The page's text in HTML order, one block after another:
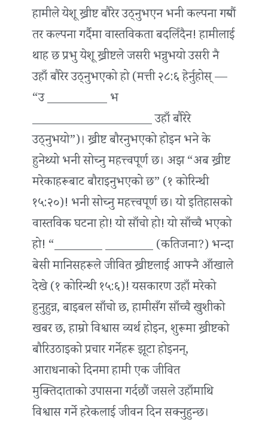
हामीले येशू ख्रीष्ट बौरेर उठ्नुभएन भनी कल्पना गर्‍यौं
तर कल्पना गर्दैमा वास्तविकता बदलिँदैन! हामीलाई
थाह छ प्रभु येशू ख्रीष्टले जसरी भन्नुभयो उसरी नै
उहाँ बौरेर उठ्नुभएको हो (मत्ती २८:६ हेर्नुहोस् —
“उ __________ भ
____________________ उहाँ बौरेरे
उठ्नुभयो”)। ख्रीष्ट बौरनुभएको होइन भने के
हुनेथ्यो भनी सोच्नु महत्त्वपूर्ण छ। अझ “अब ख्रीष्ट
मरेकाहरूबाट बौराइनुभएको छ” (१ कोरिन्थी
१५:२०)! भनी सोच्नु महत्त्वपूर्ण छ। यो इतिहासको
वास्तविक घटना हो! यो साँचो हो! यो साँच्चै भएको
हो! “________ ________ (कतिजना?) भन्दा
बेसी मानिसहरूले जीवित ख्रीष्टलाई आफ्नै आँखाले
देखे (१ कोरिन्थी १५:६)! यसकारण उहाँ मरेको
हुनुहुन्न, बाइबल साँचो छ, हामीसँग साँच्चै खुशीको
खबर छ, हाम्रो विश्वास व्यर्थ होइन, शुरूमा ख्रीष्टको
बौरिउठाइको प्रचार गर्नेहरू झूटा होइनन्,
आराधनाको दिनमा हामी एक जीवित
मुक्तिदाताको उपासना गर्दछौं जसले उहाँमाथि
विश्वास गर्ने हरेकलाई जीवन दिन सक्नुहुन्छ।